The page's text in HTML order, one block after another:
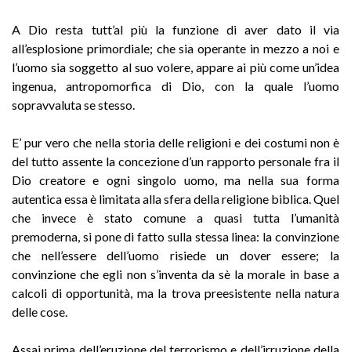
A Dio resta tutt’al più la funzione di aver dato il via
all’esplosione primordiale; che sia operante in mezzo a noi e
l’uomo sia soggetto al suo volere, appare ai più come un’idea
ingenua, antropomorfica di Dio, con la quale l’uomo
sopravvaluta se stesso.
E’ pur vero che nella storia delle religioni e dei costumi non è
del tutto assente la concezione d’un rapporto personale fra il
Dio creatore e ogni singolo uomo, ma nella sua forma
autentica essa è limitata alla sfera della religione biblica. Quel
che invece è stato comune a quasi tutta l’umanità
premoderna, si pone di fatto sulla stessa linea: la convinzione
che nell’essere dell’uomo risiede un dover essere; la
convinzione che egli non s’inventa da sè la morale in base a
calcoli di opportunità, ma la trova preesistente nella natura
delle cose.